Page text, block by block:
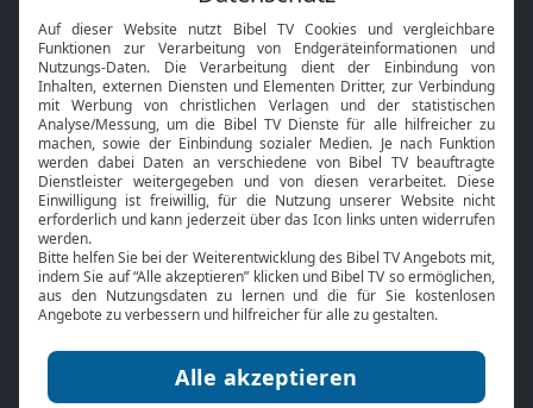
Neuigkeiten
Smart TV
HbbTV
Bibelthek Online-Bibel
Nächster Gottesdienst
Bibel TV
Über uns
Jobs
Mediadaten
Service
Kontakt
TV-Empfang